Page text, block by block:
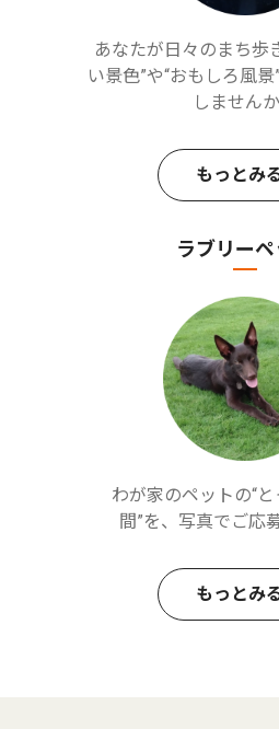
あなたが日々のまち歩
い景色”や“おもしろ風
しません
もっとみ
ラブリーペ
わが家のペットの“
間”を、写真でご応
もっとみ